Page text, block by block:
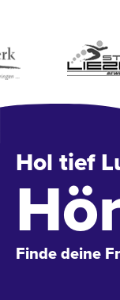
Hol tief
Finde deine